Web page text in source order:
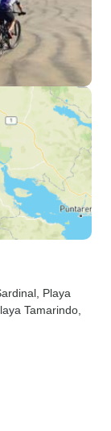
, Playa
Tamarindo